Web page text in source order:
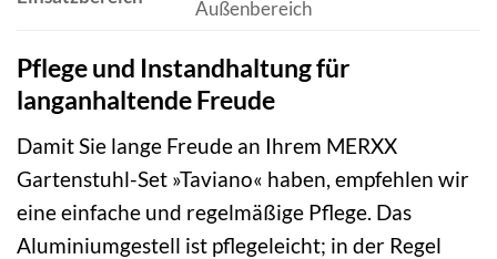
Außenbereich
Pflege und Instandhaltung für
langanhaltende Freude
Damit Sie lange Freude an Ihrem MERXX
Gartenstuhl-Set »Taviano« haben, empfehlen wir
eine einfache und regelmäßige Pflege. Das
Aluminiumgestell ist pflegeleicht; in der Regel